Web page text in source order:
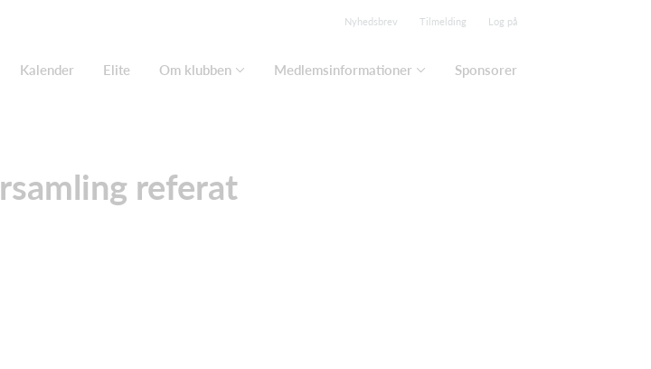
Nyhedsbrev Tilmelding Log på
Kalender Elite Om klubben Medlemsinformationer Sponsorer
referat